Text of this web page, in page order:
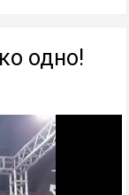
одно!